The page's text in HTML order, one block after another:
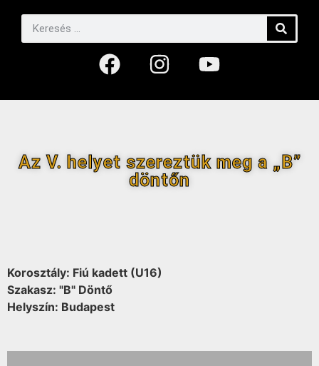
Az V. helyet szereztük meg a „B”
döntőn
Korosztály: Fiú kadett (U16)
Szakasz: "B" Döntő
Helyszín: Budapest